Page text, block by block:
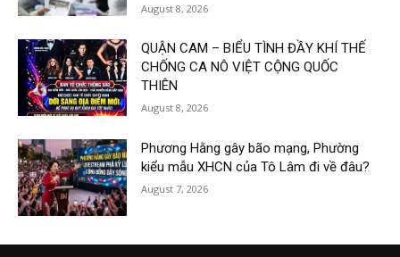
August 8, 2026
QUẬN CAM – BIỂU TÌNH ĐẦY KHÍ THẾ
CHỐNG CA NÔ VIỆT CỘNG QUỐC
THIÊN
August 8, 2026
Phương Hằng gây bão mạng, Phường
kiểu mẫu XHCN của Tô Lâm đi về đâu?
August 7, 2026